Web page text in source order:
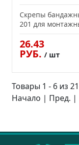
Скрепы
201 для
26.43
РУБ. / шт
Товары 1 - 6 из
Начало | Пред. |